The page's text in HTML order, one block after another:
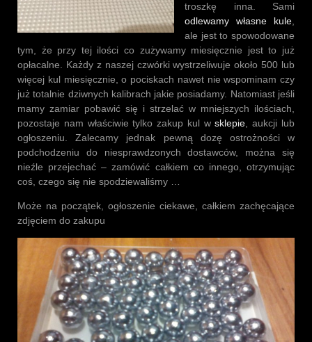
troszkę inna. Sami
odlewamy własne kule
ale jest to spowodowane
tym, że przy tej ilości co zużywamy miesięcznie jest to już
opłacalne. Każdy z naszej czwórki wystrzeliwuje około 500 lub
więcej kul miesięcznie, o pociskach nawet nie wspominam czy
już totalnie dziwnych kalibrach jakie posiadamy. Natomiast jeśli
mamy zamiar pobawić się i strzelać w mniejszych ilościach,
pozostaje nam właściwie tylko zakup kul wsklepie , aukcji lub
ogłoszeniu. Zalecamy jednak pewną dozę ostrożności w
podchodzeniu do niesprawdzonych dostawców, można się
nieźle przejechać – zamówić całkiem co innego, otrzymując
coś, czego się nie spodziewaliśmy …
Może na początek, ogłoszenie ciekawe, całkiem zachęcające
zdjęciem do zakupu